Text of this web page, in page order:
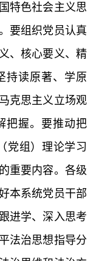
特色社会主义思
要组织党员认真
、核心要义、精
持读原著、学原
克思主义立场观
把握。要推动把
党组）理论学习
重要内容。各级
本系统党员干部
进学、深入思考
法治思想指导分